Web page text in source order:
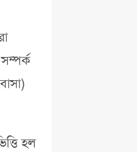
হল